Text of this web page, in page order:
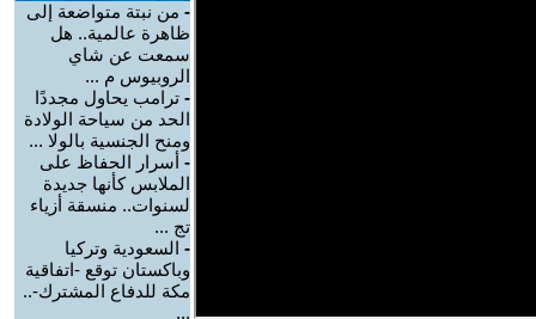
- من نبتة متواضعة إلى
ظاهرة عالمية.. هل
سمعت عن شاي
الروبيوس م ...
- ترامب يحاول مجددًا
الحد من سياحة الولادة
ومنح الجنسية بالولا ...
- أسرار الحفاظ على
الملابس كأنها جديدة
لسنوات.. منسقة أزياء
تج ...
- السعودية وتركيا
وباكستان توقع -اتفاقية
مكة للدفاع المشترك-..
...